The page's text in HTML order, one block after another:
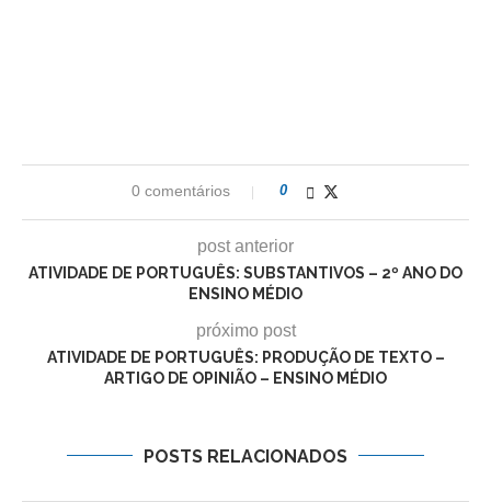
0 comentários 0
post anterior
ATIVIDADE DE PORTUGUÊS: SUBSTANTIVOS – 2º ANO DO
ENSINO MÉDIO
próximo post
ATIVIDADE DE PORTUGUÊS: PRODUÇÃO DE TEXTO –
ARTIGO DE OPINIÃO – ENSINO MÉDIO
POSTS RELACIONADOS